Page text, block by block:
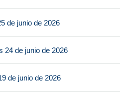
de junio de 2026
24 de junio de 2026
de junio de 2026